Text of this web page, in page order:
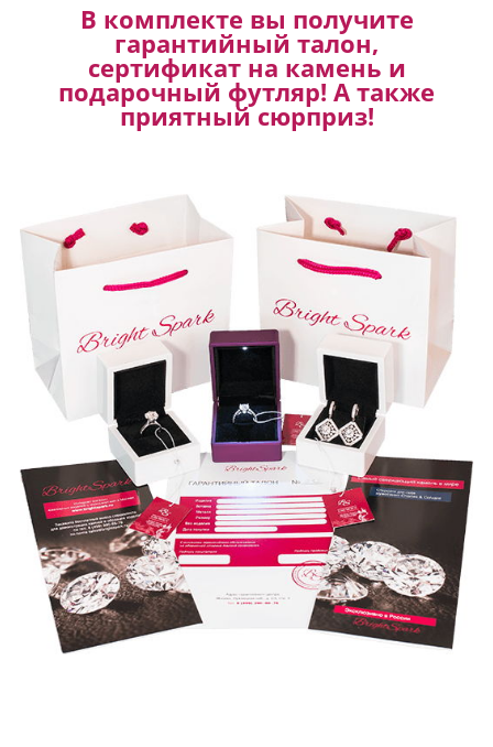
В комплекте вы получите
гарантийный талон,
сертификат на камень и
подарочный футляр! А также
приятный сюрприз!